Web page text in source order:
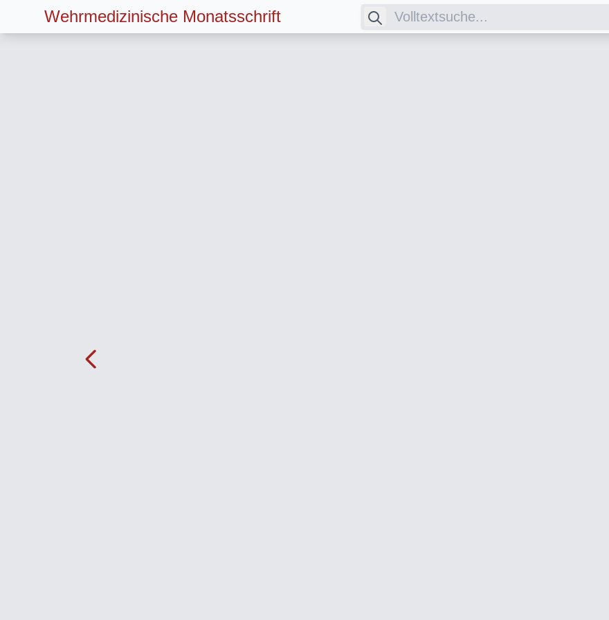
Wehrmedizinische Monatsschrift